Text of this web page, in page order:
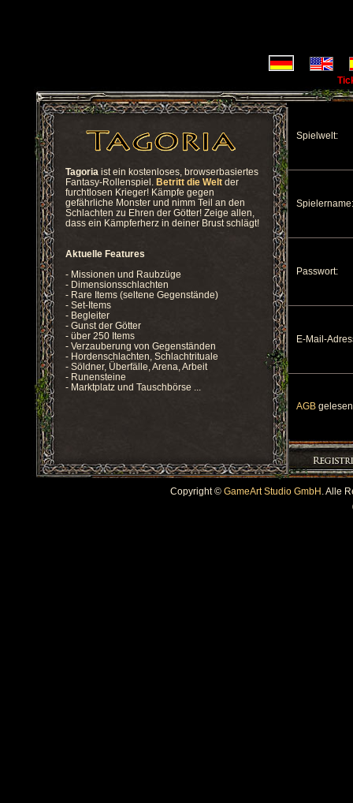
Tagoria ist ein kostenloses, browserbasiertes
Fantasy-Rollenspiel. Betritt die Welt der
furchtlosen Krieger! Kämpfe gegen
gefährliche Monster und nimm Teil an den
Schlachten zu Ehren der Götter! Zeige allen,
dass ein Kämpferherz in deiner Brust schlägt!
Aktuelle Features
- Missionen und Raubzüge
- Dimensionsschlachten
- Rare Items (seltene Gegenstände)
- Set-Items
- Begleiter
- Gunst der Götter
- über 250 Items
- Verzauberung von Gegenständen
- Hordenschlachten, Schlachtrituale
- Söldner, Überfälle, Arena, Arbeit
- Runensteine
- Marktplatz und Tauschbörse ...
Spielwelt:
Spielername:
Passwort:
E-Mail-
AGB
Copyright © GameArt Studio GmbH . Alle